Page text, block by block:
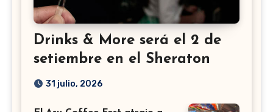
Drinks & More será el 2 de
setiembre en el Sheraton
31 julio, 2026